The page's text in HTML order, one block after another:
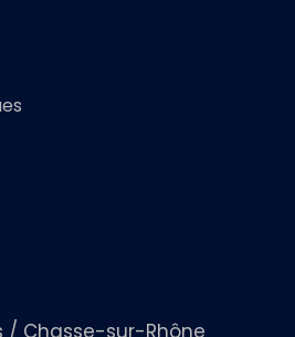
/ Chasse-sur-Rhône